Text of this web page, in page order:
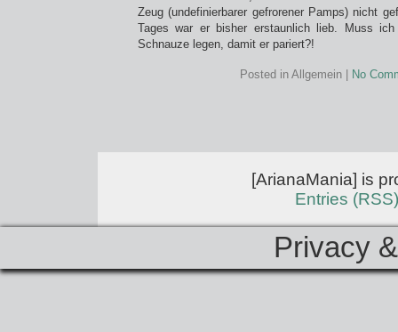
Zeug (undefinierbarer gefrorener Pamps) nicht
Tages war er bisher erstaunlich lieb. Muss
Schnauze legen, damit er pariert?!
Posted in Allgemein | No
[ArianaMania] is
Entries (RSS)
Privacy